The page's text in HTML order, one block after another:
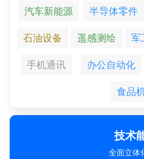
汽车新能源
半导体零件
石油设备
遥感测绘 军
手机通讯
办公自动化
食品
技术
全面立体